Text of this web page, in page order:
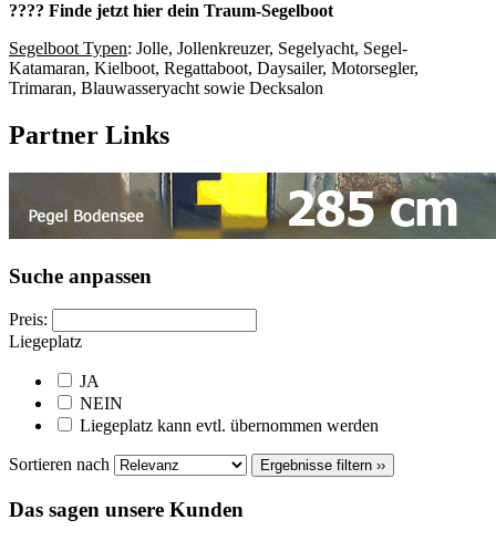
???? Finde jetzt hier dein Traum-Segelboot
Segelboot Typen: Jolle, Jollenkreuzer, Segelyacht, Segel-
Katamaran, Kielboot, Regattaboot, Daysailer, Motorsegler,
Trimaran, Blauwasseryacht sowie Decksalon
Partner Links
Suche anpassen
Preis:
Liegeplatz
JA
NEIN
Liegeplatz kann evtl. übernommen werden
Sortieren nach Ergebnisse filtern ››
Das sagen unsere Kunden